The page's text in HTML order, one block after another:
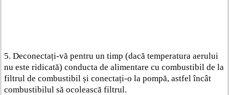
5. Deconectați-vă pentru un timp (dacă temperatura aerului
nu este ridicată) conducta de alimentare cu combustibil de la
filtrul de combustibil și conectați-o la pompă, astfel încât
combustibilul să ocolească filtrul.